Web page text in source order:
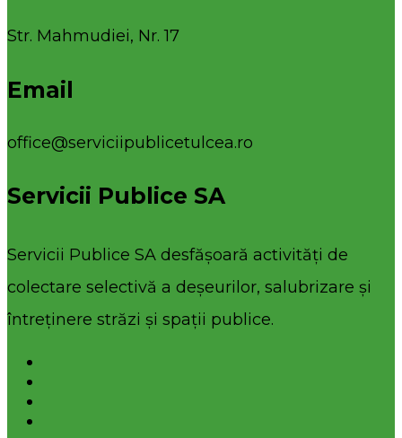
Str. Mahmudiei, Nr. 17
Email
office@serviciipublicetulcea.ro
Servicii Publice SA
Servicii Publice SA desfășoară activități de
colectare selectivă a deșeurilor, salubrizare și
întreținere străzi și spații publice.